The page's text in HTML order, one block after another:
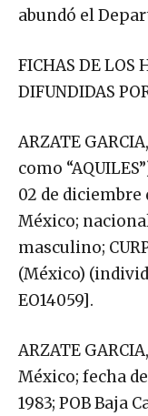
abundó el
FICHAS DE LOS
DIFUNDIDAS
ARZATE
como
02 de diciembre
México;
masculino;
(México)
EO14059].
ARZATE
México; fecha
1983; POB Baja